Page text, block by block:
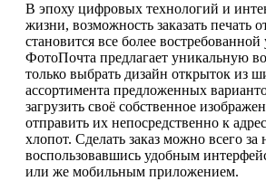
В эпоху цифровых технологий и
жизни, возможность заказать печать
становится все более востребованной
ФотоПочта предлагает уникальную
только выбрать дизайн открыток из
ассортимента предложенных
загрузить своё собственное
отправить их непосредственно к
хлопот. Сделать заказ можно всего за
воспользовавшись удобным
или же мобильным приложением.